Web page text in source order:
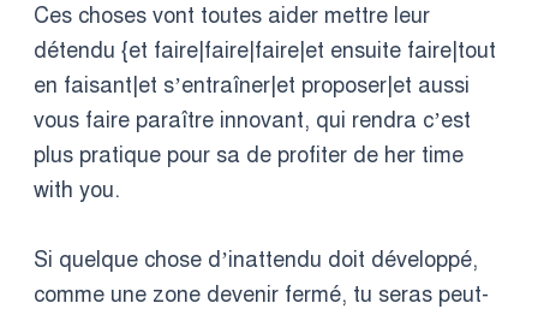
Ces choses vont toutes aider mettre leur
détendu {et faire|faire|faire|et ensuite faire|tout
en faisant|et s’entraîner|et proposer|et aussi
vous faire paraître innovant, qui rendra c’est
plus pratique pour sa de profiter de her time
with you.
Si quelque chose d’inattendu doit développé,
comme une zone devenir fermé, tu seras peut-